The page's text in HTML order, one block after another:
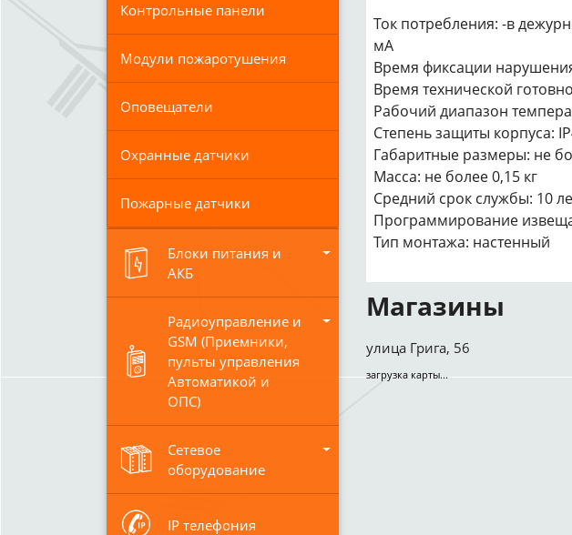
Контрольные панели
Модули пожаротушения
Оповещатели
Охранные датчики
Пожарные датчики
Блоки питания и
АКБ
Радиоуправление и
GSM (Приемники,
пульты управления
Автоматикой и
ОПС)
Сетевое
оборудование
IP телефония
Ток потребления: -в
мА
Время фиксации
Время технической
Рабочий диапазон
Степень защиты корпуса:
Габаритные размеры: не
Масса: не более 0,15 кг
Средний срок службы: 10
Программирование
Тип монтажа: настенный
Магазины
улица Грига, 56
загрузка карты...